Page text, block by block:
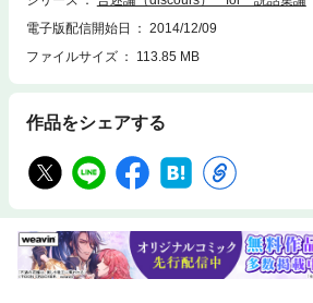
電子版配信開始日
2014/12/09
ファイルサイズ
113.85 MB
作品をシェアする